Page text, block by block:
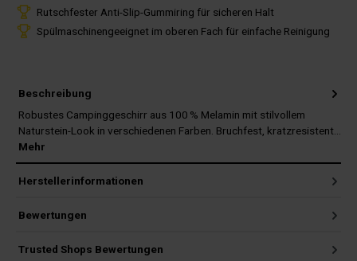
Rutschfester Anti-Slip-Gummiring für sicheren Halt
Spülmaschinengeeignet im oberen Fach für einfache Reinigung
Beschreibung
Robustes Campinggeschirr aus 100 % Melamin mit stilvollem
Naturstein-Look in verschiedenen Farben. Bruchfest, kratzresistent…
Mehr
Herstellerinformationen
Bewertungen
Trusted Shops Bewertungen